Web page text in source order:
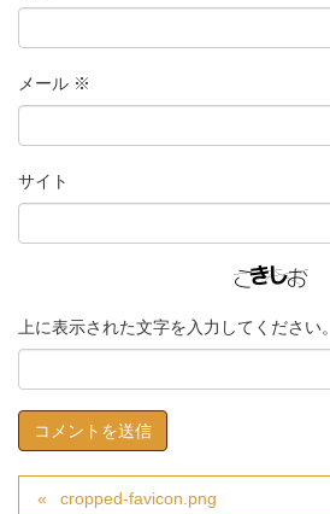
メール ※
サイト
上に表示された文字を入力してください。
cropped-favicon.png